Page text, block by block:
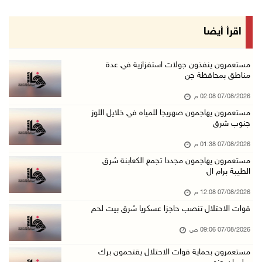
قوات الاحتلال تنصب حاجزا عسكريا شرق بيت لحم
مستعمرون بحماية قوات الاحتلال يقتحمون برك سلي ...
الاحتلال يقتحم بلدة طمون جنوب طوباس
محافظة القدس: انسحاب قوات الاحتلال من مخيم قل ...
الطقس: أجواء صافية صيفية والحرارة حول معدلها ...
07/آب/2026 08:15 ص
تواصل انتهاكات الاحتلال والمستعمرين: اعتقالات ...
06/آب/2026 11:53 م
الاحتلال يخطر باقتلاع أشجار من 310 دونمات وال ...
اقرأ أيضا
مستعمرون ينفذون جولات استفزازية في عدة
مناطق بمحافظة جن
07/08/2026 02:08 م
مستعمرون يهاجمون صهريجا للمياه في خلايل اللوز
جنوب شرق
07/08/2026 01:38 م
مستعمرون يهاجمون مجددا تجمع الكعابنة شرق
الطيبة برام ال
07/08/2026 12:08 م
قوات الاحتلال تنصب حاجزا عسكريا شرق بيت لحم
07/08/2026 09:06 ص
مستعمرون بحماية قوات الاحتلال يقتحمون برك